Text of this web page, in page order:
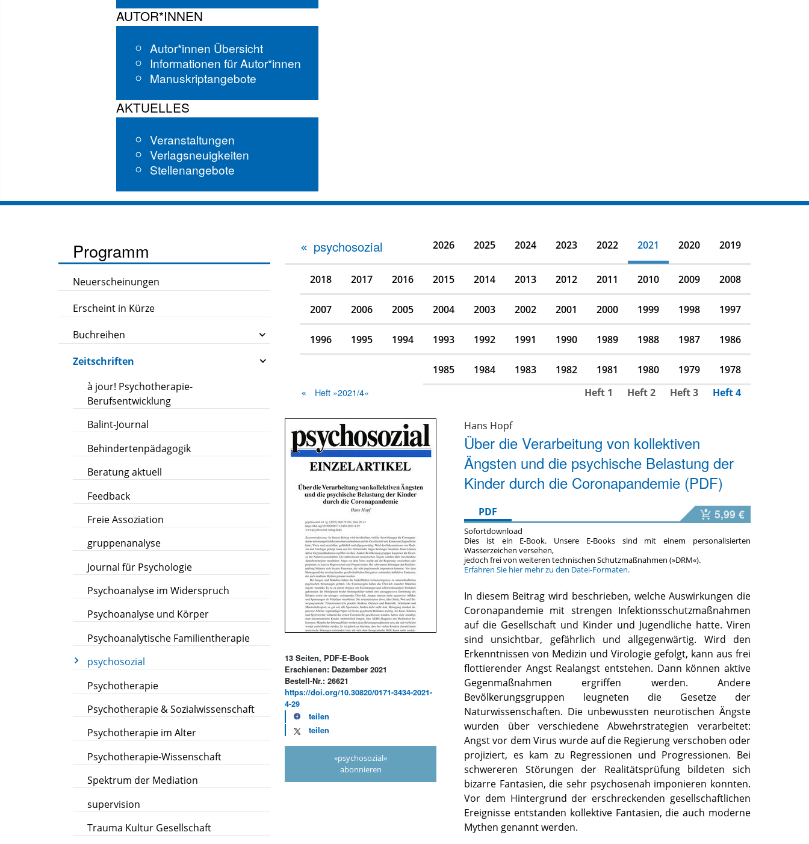
AUTOR*INNEN
Autor*innen Übersicht
Informationen für Autor*innen
Manuskriptangebote
AKTUELLES
Veranstaltungen
Verlagsneuigkeiten
Stellenangebote
Programm
Neuerscheinungen
Erscheint in Kürze
Buchreihen
Zeitschriften
à jour! Psychotherapie-
Berufsentwicklung
Balint-Journal
Behindertenpädagogik
Beratung aktuell
Feedback
Freie Assoziation
gruppenanalyse
Journal für Psychologie
Psychoanalyse im Widerspruch
Psychoanalyse und Körper
Psychoanalytische Familientherapie
psychosozial
Psychotherapie
Psychotherapie & Sozialwissenschaft
Psychotherapie im Alter
Psychotherapie-Wissenschaft
Spektrum der Mediation
supervision
Trauma Kultur Gesellschaft
psychosozial 2026 2025 2024 2023 2022 2021 2020 2019
2018 2017 2016 2015 2014 2013 2012 2011 2010 2009 2008
2007 2006 2005 2004 2003 2002 2001 2000 1999 1998 1997
1996 1995 1994 1993 1992 1991 1990 1989 1988 1987 1986
1985 1984 1983 1982 1981 1980 1979 1978
Heft »2021/4« Heft 1 Heft 2 Heft 3 Heft 4
13 Seiten, PDF-E-Book
Erschienen: Dezember 2021
Bestell-Nr.: 26621
https://doi.org/10.30820/0171-3434-2021-
4-29
teilen
teilen
»psychosozial«
abonnieren
Hans Hopf
Über die Verarbeitung von kollektiven
Ängsten und die psychische Belastung der
Kinder durch die Coronapandemie (PDF)
PDF 5,99 €
Sofortdownload
Dies ist ein E-Book. Unsere E-Books sind mit einem personalisierten
Wasserzeichen versehen,
jedoch frei von weiteren technischen Schutzmaßnahmen (»DRM«).
Erfahren Sie hier mehr zu den Datei-Formaten.
In diesem Beitrag wird beschrieben, welche Auswirkungen die
Coronapandemie mit strengen Infektionsschutzmaßnahmen
auf die Gesellschaft und Kinder und Jugendliche hatte. Viren
sind unsichtbar, gefährlich und allgegenwärtig. Wird den
Erkenntnissen von Medizin und Virologie gefolgt, kann aus frei
flottierender Angst Realangst entstehen. Dann können aktive
Gegenmaßnahmen ergriffen werden. Andere
Bevölkerungsgruppen leugneten die Gesetze der
Naturwissenschaften. Die unbewussten neurotischen Ängste
wurden über verschiedene Abwehrstrategien verarbeitet:
Angst vor dem Virus wurde auf die Regierung verschoben oder
projiziert, es kam zu Regressionen und Progressionen. Bei
schwereren Störungen der Realitätsprüfung bildeten sich
bizarre Fantasien, die sehr psychosenah imponieren konnten.
Vor dem Hintergrund der erschreckenden gesellschaftlichen
Ereignisse entstanden kollektive Fantasien, die auch moderne
Mythen genannt werden.